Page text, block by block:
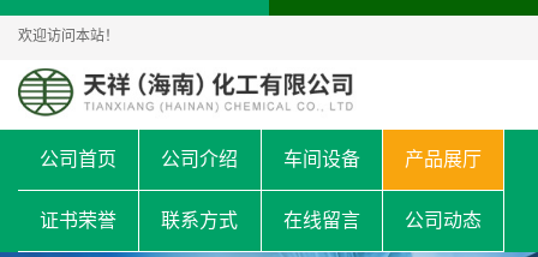
欢迎访问本站！
公司首页 公司介绍 车间设备 产品展厅
证书荣誉 联系方式 在线留言 公司动态